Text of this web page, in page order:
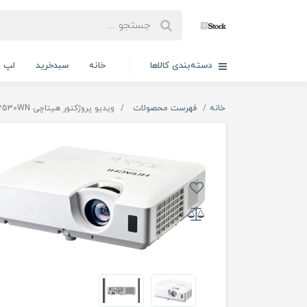
دسته‌بندی کالاها خانه سبدخرید لپ
خانه فهرست محصولات ویدیو پروژکتور هیتاچی Hitachi CP-X2530WN دارای اچ‌دی‌ام‌آی